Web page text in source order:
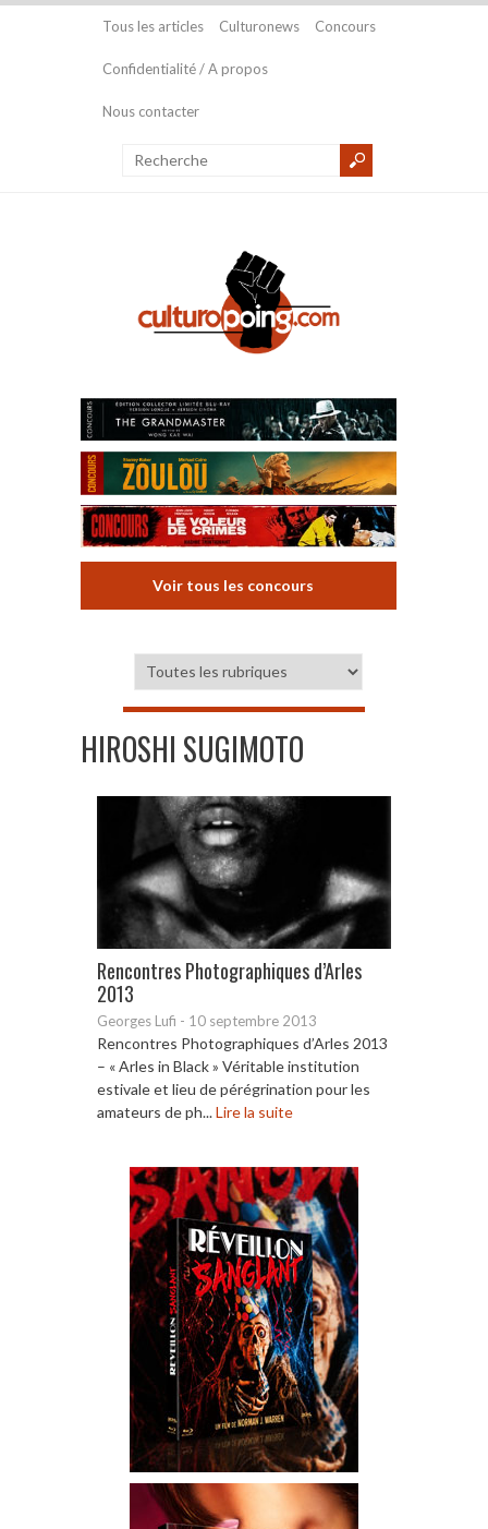
Tous les articles Culturonews Concours
Confidentialité / A propos
Nous contacter
Voir tous les concours
HIROSHI SUGIMOTO
Rencontres Photographiques d’Arles
2013
Georges Lufi - 10 septembre 2013
Rencontres Photographiques d’Arles 2013
– « Arles in Black » Véritable institution
estivale et lieu de pérégrination pour les
amateurs de ph...Lire la suite